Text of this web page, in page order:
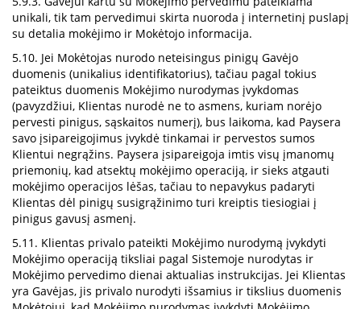
unikali, tik tam pervedimui skirta nuoroda į internetinį puslapį
su detalia mokėjimo ir Mokėtojo informacija.
5.10. Jei Mokėtojas nurodo neteisingus pinigų Gavėjo
duomenis (unikalius identifikatorius), tačiau pagal tokius
pateiktus duomenis Mokėjimo nurodymas įvykdomas
(pavyzdžiui, Klientas nurodė ne to asmens, kuriam norėjo
pervesti pinigus, sąskaitos numerį), bus laikoma, kad Paysera
savo įsipareigojimus įvykdė tinkamai ir pervestos sumos
Klientui negrąžins. Paysera įsipareigoja imtis visų įmanomų
priemonių, kad atsektų mokėjimo operaciją, ir sieks atgauti
mokėjimo operacijos lėšas, tačiau to nepavykus padaryti
Klientas dėl pinigų susigrąžinimo turi kreiptis tiesiogiai į
pinigus gavusį asmenį.
5.11. Klientas privalo pateikti Mokėjimo nurodymą įvykdyti
Mokėjimo operaciją tiksliai pagal Sistemoje nurodytas ir
Mokėjimo pervedimo dienai aktualias instrukcijas. Jei Klientas
yra Gavėjas, jis privalo nurodyti išsamius ir tikslius duomenis